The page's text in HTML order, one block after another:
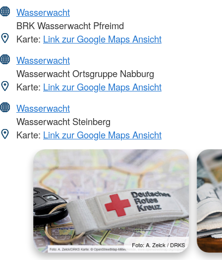
Wasserwacht
BRK Wasserwacht Pfreimd
Karte: Link zur Google Maps Ansicht
Wasserwacht
Wasserwacht Ortsgruppe Nabburg
Karte: Link zur Google Maps Ansicht
Wasserwacht
Wasserwacht Steinberg
Karte: Link zur Google Maps Ansicht
Foto: A. Zelck / DRKS